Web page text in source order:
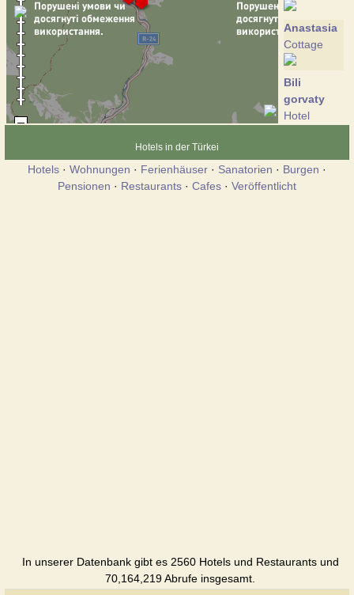
Anastasia
Cottage
Bili
gorvaty
Hotel
Cottage
Patsyorka
Hotels in der Türkei
Hotels · Wohnungen · Ferienhäuser · Sanatorien · Burgen ·
Pensionen · Restaurants · Cafes · Veröffentlicht
In unserer Datenbank gibt es 2560 Hotels und Restaurants und
70,164,219 Abrufe insgesamt.